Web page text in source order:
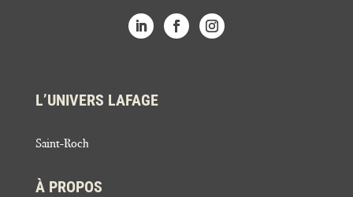
L’UNIVERS LAFAGE
Saint-Roch
À PROPOS